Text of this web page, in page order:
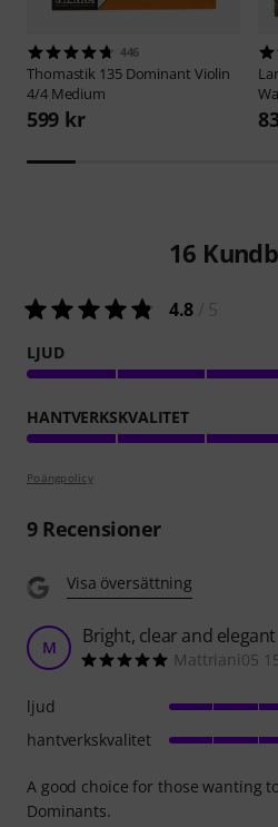
446
Thomastik 135 Dominant Violin
4/4 Medium
599 kr
16
4.8
LJUD
HANTVERKSKVALITET
Poängpolicy
9Recensioner
Visa översättning
M Bright, clear and elegant
Mattriani05
A good choice for those wanting
Dominants.
ljud
hantverkskvalitet